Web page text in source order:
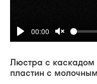
00:00
Люстра с каскадом
пластин с